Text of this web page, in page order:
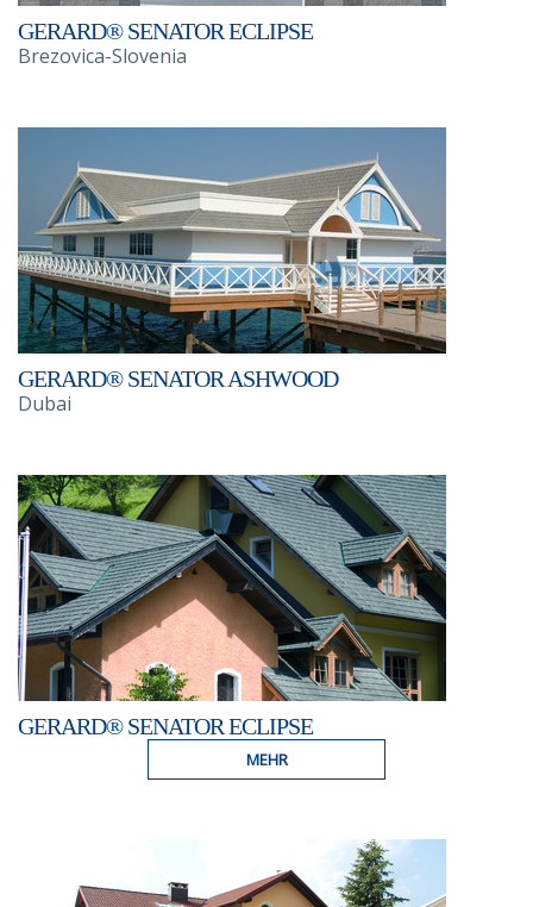
GERARD® SENATOR ECLIPSE
Brezovica-Slovenia
GERARD® SENATOR ASHWOOD
Dubai
GERARD® SENATOR ECLIPSE
MEHR